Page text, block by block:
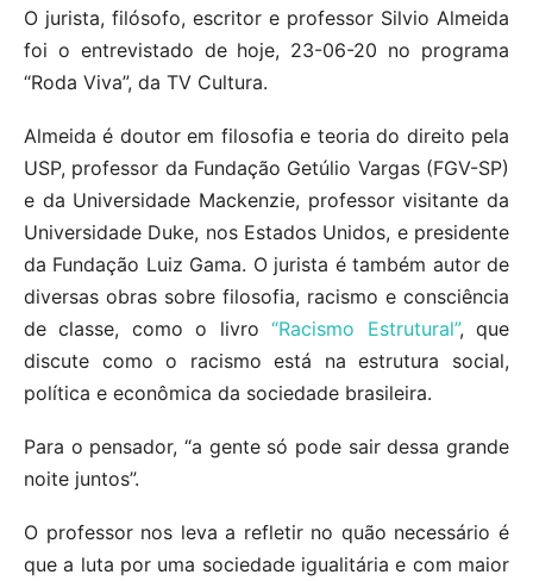
O jurista, filósofo, escritor e professor Silvio Almeida
foi o entrevistado de hoje, 23-06-20 no programa
“Roda Viva”, da TV Cultura.
Almeida é doutor em filosofia e teoria do direito pela
USP, professor da Fundação Getúlio Vargas (FGV-SP)
e da Universidade Mackenzie, professor visitante da
Universidade Duke, nos Estados Unidos, e presidente
da Fundação Luiz Gama. O jurista é também autor de
diversas obras sobre filosofia, racismo e consciência
de classe, como o livro“Racismo Estrutural”, que
discute como o racismo está na estrutura social,
política e econômica da sociedade brasileira.
Para o pensador, “a gente só pode sair dessa grande
noite juntos”.
O professor nos leva a refletir no quão necessário é
que a luta por uma sociedade igualitária e com maior